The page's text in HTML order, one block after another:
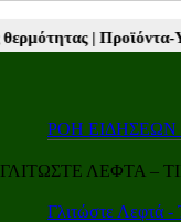
ΡΟΗ
ΓΛΙΤΩΣΤΕ ΛΕΦΤΑ –
Γλιτώστε Λεφτά -